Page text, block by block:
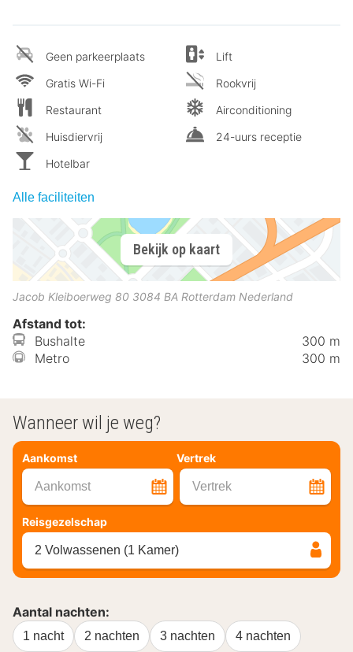
Geen parkeerplaats
Gratis Wi-Fi
Restaurant
Huisdiervrij
Hotelbar
Lift
Rookvrij
Airconditioning
24-uurs receptie
Alle faciliteiten
Bekijk op kaart
Jacob Kleiboerweg 80 3084 BA Rotterdam Nederland
Afstand tot:
Bushalte
300 m
Metro
300 m
Wanneer wil je weg?
Aankomst Vertrek
Aankomst Vertrek
Reisgezelschap
2 Volwassenen (1 Kamer)
Aantal nachten:
1 nacht 2 nachten 3 nachten 4 nachten